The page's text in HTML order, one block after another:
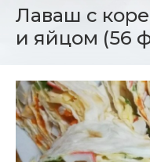
Лаваш с
и яйцом (56